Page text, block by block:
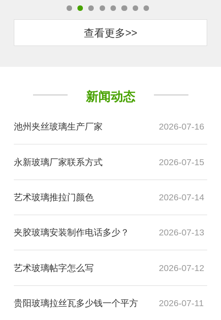
查看更多>>
新闻动态
池州夹丝玻璃生产厂家 2026-07-16
永新玻璃厂家联系方式 2026-07-15
艺术玻璃推拉门颜色 2026-07-14
夹胶玻璃安装制作电话多少？ 2026-07-13
艺术玻璃帖字怎么写 2026-07-12
贵阳玻璃拉丝瓦多少钱一个平方 2026-07-11